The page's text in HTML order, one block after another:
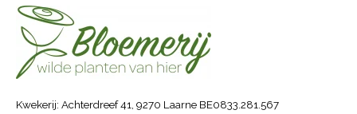
Kwekerij: Achterdreef 41, 9270 Laarne BE0833.281.567